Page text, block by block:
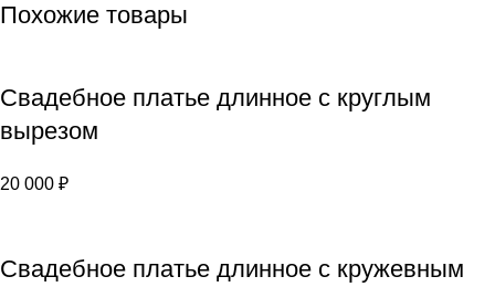
Похожие товары
Свадебное платье длинное с круглым
вырезом
20 000 ₽
Свадебное платье длинное с кружевным